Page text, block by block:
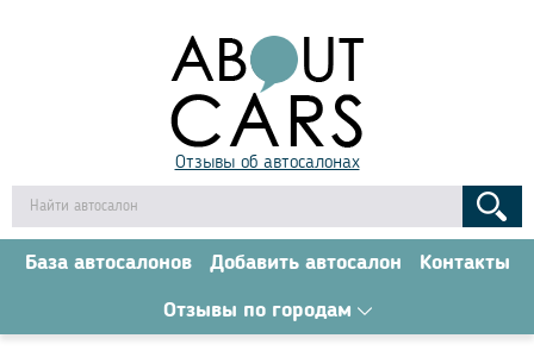
Отзывы об автосалонах
База автосалонов Добавить автосалон Контакты
Отзывы по городам